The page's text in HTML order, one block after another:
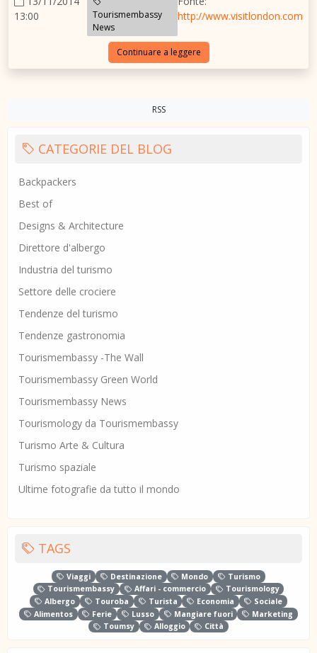
13:00
Tourismembassy
News
http://www.visitlondon.com
Continuare a leggere
RSS
CATEGORIE DEL BLOG
Backpackers
Best of
Designs & Architecture
Direttore d'albergo
Industria del turismo
Settore delle crociere
Tendenze del turismo
Tendenze gastronomia
Tourismembassy -The Wall
Tourismembassy Green World
Tourismembassy News
Tourismology da Tourismembassy
Turismo Arte & Cultura
Turismo spaziale
Ultime fotografie da tutto il mondo
TAGS
Viaggi Destinazione Mondo
Turismo
Tourismembassy
Affari - commercio
Tourismology
Albergo
Touroba Turista Economia
Sociale
Alimentos
Ferie Lusso Mangiare fuori
Marketing
Toumsy
Alloggio Città